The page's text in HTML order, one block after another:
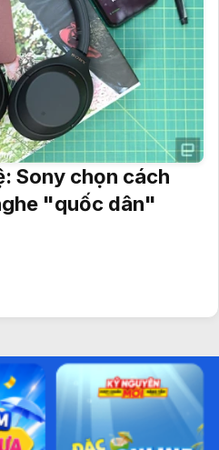
Sony chọn cách
"quốc dân"